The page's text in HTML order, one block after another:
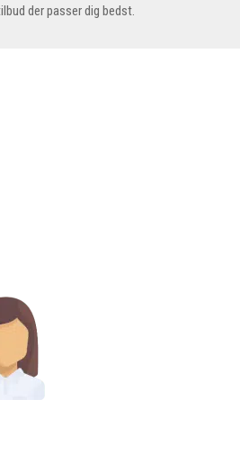
der passer dig bedst.